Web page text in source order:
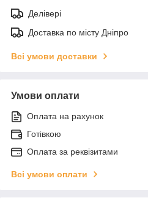
Делівері
Доставка по місту Дніпро
Всі умови доставки
Умови оплати
Оплата на рахунок
Готівкою
Оплата за реквізитами
Всі умови оплати